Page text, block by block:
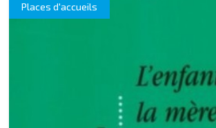
Places d'accueils